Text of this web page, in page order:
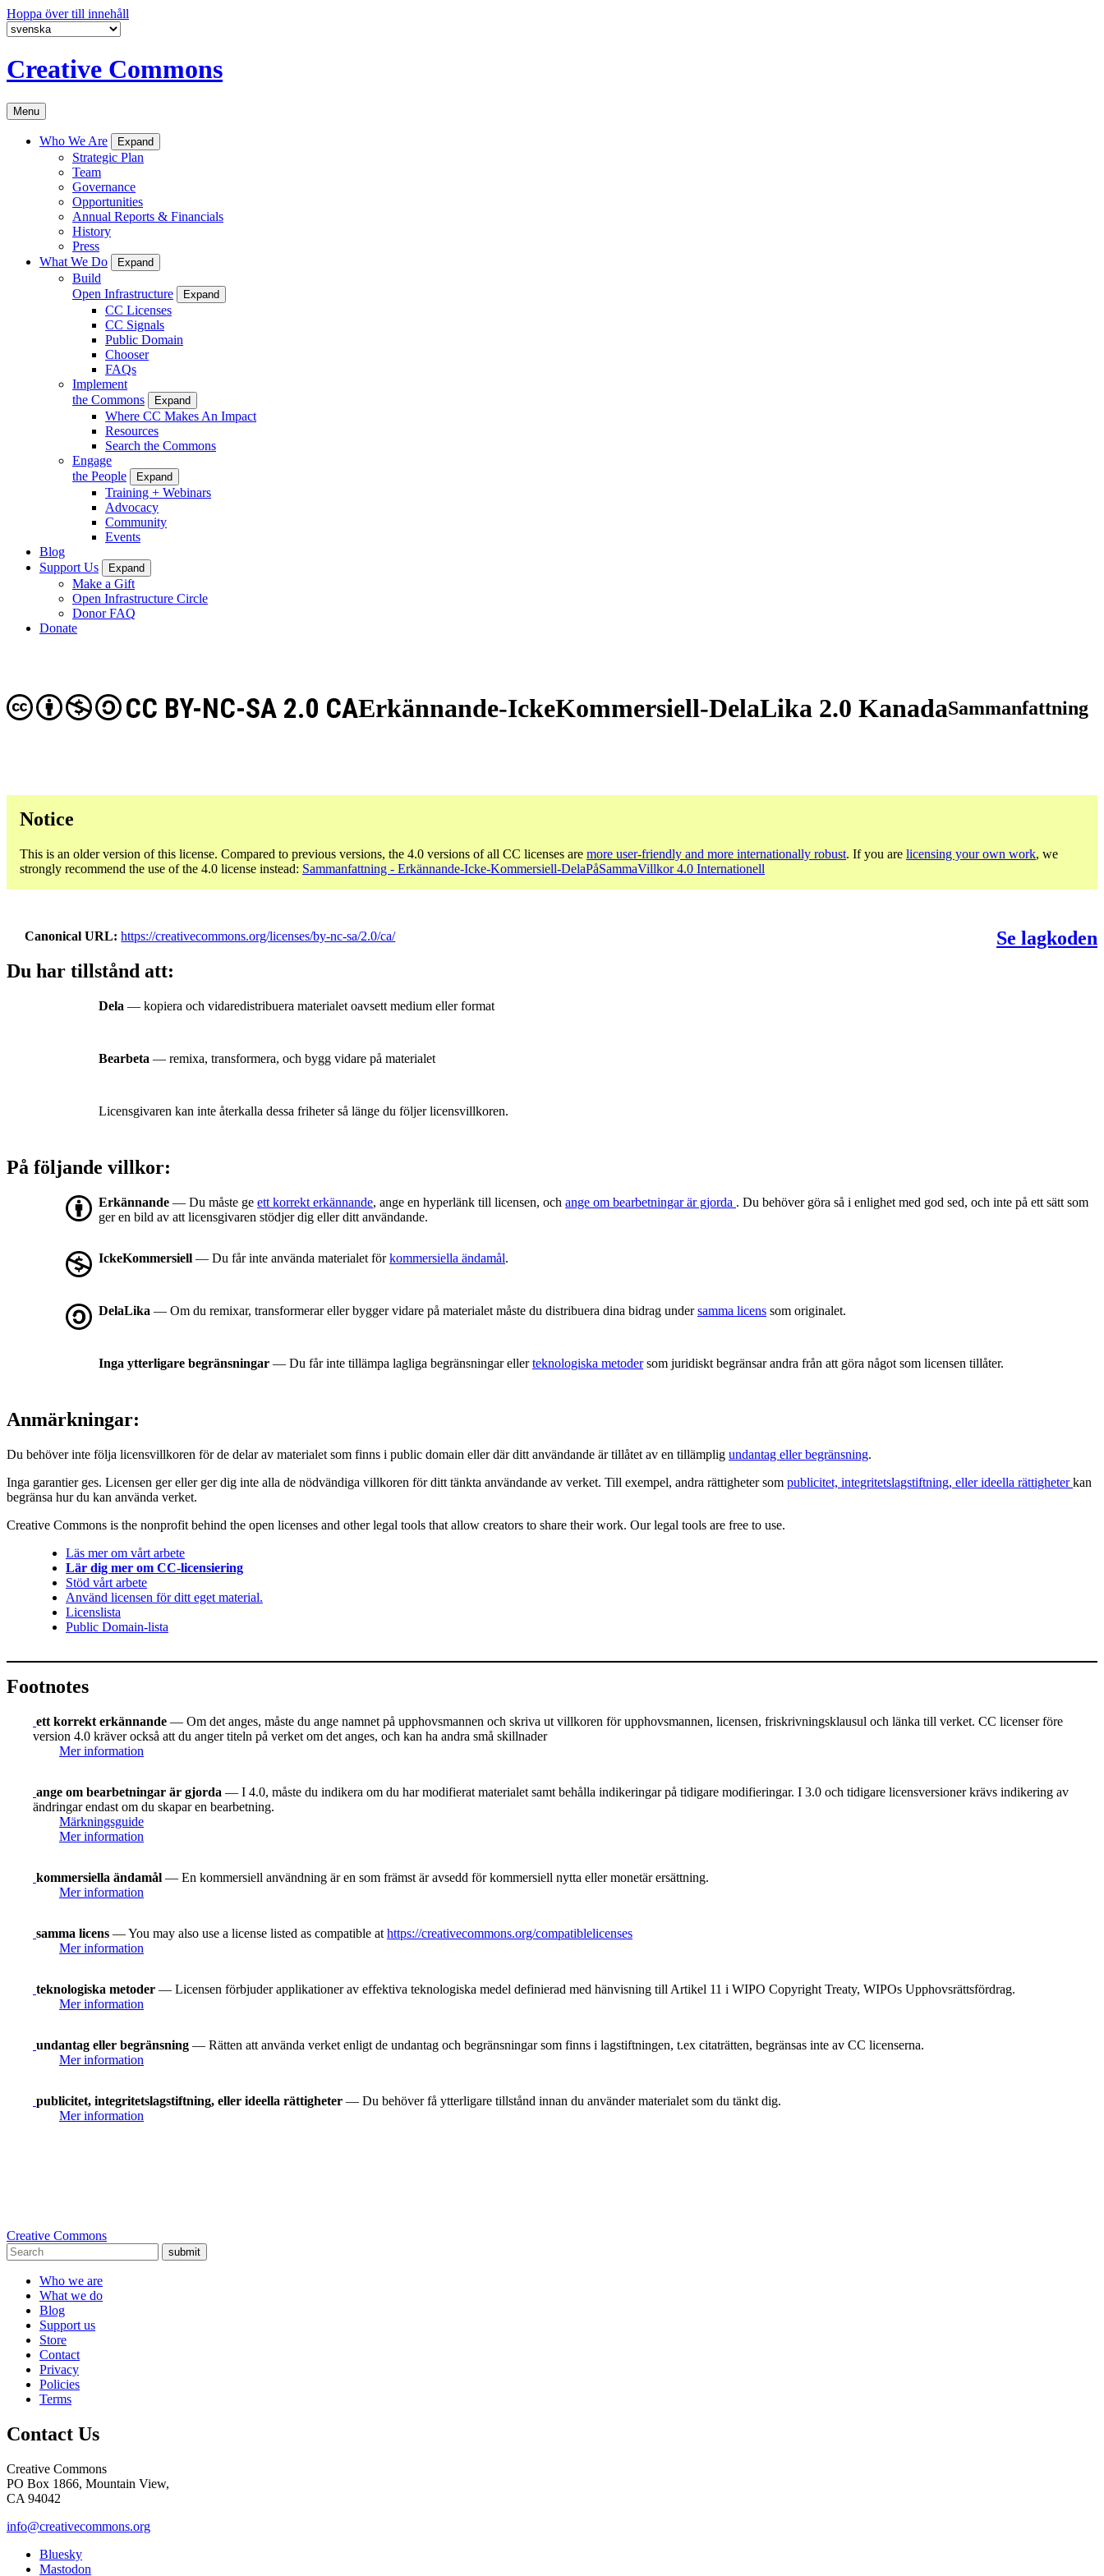
Hoppa över till innehåll
Creative Commons
Menu
Who We Are Expand
Strategic Plan
Team
Governance
Opportunities
Annual Reports & Financials
History
Press
What We Do
Expand
Build
Open Infrastructure
Expand
CC Licenses
CC Signals
Public Domain
Chooser
FAQs
Implement
the Commons
Expand
Where CC Makes An Impact
Resources
Search the Commons
Engage
the People
Expand
Training + Webinars
Advocacy
Community
Events
Blog
Support Us
Expand
Make a Gift
Open Infrastructure Circle
Donor FAQ
Donate
Erkännande-IckeKommersiell-DelaLika 2.0 Kanada
CC BY-NC-SA 2.0 CA Sammanfattning
Notice
This is an older version of this license. Compared to previous versions, the 4.0 versions of all CC licenses are more user-friendly and more internationally robust. If you are licensing your own work, we
strongly recommend the use of the 4.0 license instead: Sammanfattning - Erkännande-Icke-Kommersiell-DelaPåSammaVillkor 4.0 Internationell
Canonical URL https://creativecommons.org/licenses/by-nc-sa/2.0/ca/
Se lagkoden
Du har tillstånd att:
Dela — kopiera och vidaredistribuera materialet oavsett medium eller format
Bearbeta — remixa, transformera, och bygg vidare på materialet
Licensgivaren kan inte återkalla dessa friheter så länge du följer licensvillkoren.
På följande villkor:
Erkännande — Du måste ge ett korrekt erkännande, ange en hyperlänk till licensen, och ange om bearbetningar är gjorda . Du behöver göra så i enlighet med god sed, och inte på ett sätt som
ger en bild av att licensgivaren stödjer dig eller ditt användande.
IckeKommersiell — Du får inte använda materialet förkommersiella ändamål.
DelaLika — Om du remixar, transformerar eller bygger vidare på materialet måste du distribuera dina bidrag undersamma licens som originalet.
Inga ytterligare begränsningar — Du får inte tillämpa lagliga begränsningar ellerteknologiska metodersom juridiskt begränsar andra från att göra något som licensen tillåter.
Anmärkningar:
Du behöver inte följa licensvillkoren för de delar av materialet som finns i public domain eller där ditt användande är tillåtet av en tillämplig undantag eller begränsning.
Inga garantier ges. Licensen ger eller ger dig inte alla de nödvändiga villkoren för ditt tänkta användande av verket. Till exempel, andra rättigheter som publicitet, integritetslagstiftning, eller ideella rättigheterkan
begränsa hur du kan använda verket.
Creative Commons is the nonprofit behind the open licenses and other legal tools that allow creators to share their work. Our legal tools are free to use.
Läs mer om vårt arbete
Lär dig mer om CC-licensiering
Stöd vårt arbete
Använd licensen för ditt eget material.
Licenslista
Public Domain-lista
Footnotes
ett korrekt erkännande — Om det anges, måste du ange namnet på upphovsmannen och skriva ut villkoren för upphovsmannen, licensen, friskrivningsklausul och länka till verket. CC licenser före
version 4.0 kräver också att du anger titeln på verket om det anges, och kan ha andra små skillnader
Mer information
ange om bearbetningar är gjorda — I 4.0, måste du indikera om du har modifierat materialet samt behålla indikeringar på tidigare modifieringar. I 3.0 och tidigare licensversioner krävs indikering av
ändringar endast om du skapar en bearbetning.
Märkningsguide
Mer information
kommersiella ändamål — En kommersiell användning är en som främst är avsedd för kommersiell nytta eller monetär ersättning.
Mer information
samma licens — You may also use a license listed as compatible at https://creativecommons.org/compatiblelicenses
Mer information
teknologiska metoder — Licensen förbjuder applikationer av effektiva teknologiska medel definierad med hänvisning till Artikel 11 i WIPO Copyright Treaty, WIPOs Upphovsrättsfördrag.
Mer information
undantag eller begränsning — Rätten att använda verket enligt de undantag och begränsningar som finns i lagstiftningen, t.ex citaträtten, begränsas inte av CC licenserna.
Mer information
publicitet, integritetslagstiftning, eller ideella rättigheter — Du behöver få ytterligare tillstånd innan du använder materialet som du tänkt dig.
Mer information
Creative Commons
submit
Who we are
What we do
Blog
Support us
Store
Contact
Privacy
Policies
Terms
Contact Us
Creative Commons
PO Box 1866, Mountain View,
CA 94042
info@creativecommons.org
Bluesky
Mastodon